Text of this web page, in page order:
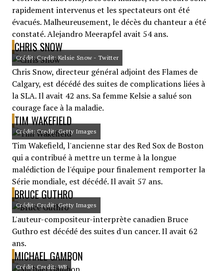
rapidement intervenus et les spectateurs ont été
évacués. Malheureusement, le décès du chanteur a été
constaté. Alejandro Meerapfel avait 54 ans.
CHRIS SNOW
Crédit: Credit: Kelsie Snow - Twitter
Chris Snow, directeur général adjoint des Flames de
Calgary, est décédé des suites de complications liées à
la SLA. Il avait 42 ans. Sa femme Kelsie a salué son
courage face à la maladie.
TIM WAKEFIELD
Crédit: Credit: Getty Images
Tim Wakefield, l'ancienne star des Red Sox de Boston
qui a contribué à mettre un terme à la longue
malédiction de l'équipe pour finalement remporter la
Série mondiale, est décédé. Il avait 57 ans.
BRUCE GUTHRO
Crédit: Credit: Getty Images
L'auteur-compositeur-interprète canadien Bruce
Guthro est décédé des suites d'un cancer. Il avait 62
ans.
MICHAEL GAMBON
Crédit: Credit: WB